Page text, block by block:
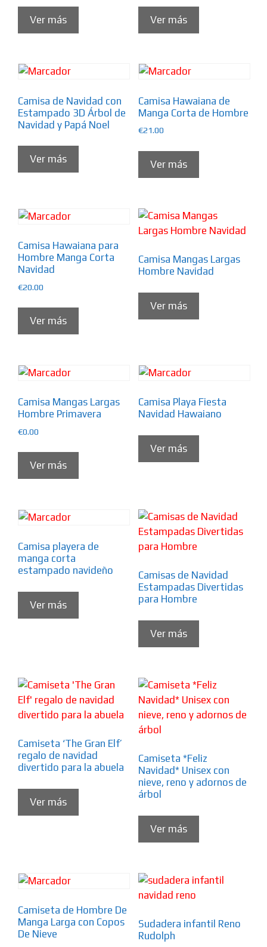
Ver más Ver más
Camisa de Navidad con
Estampado 3D Árbol de
Navidad y Papá Noel
Ver más
Camisa Hawaiana de
Manga Corta de Hombre
€21.00
Ver más
Camisa Hawaiana para
Hombre Manga Corta
Navidad
€20.00
Ver más
Camisa Mangas Largas
Hombre Navidad
Ver más
Camisa Mangas Largas
Hombre Primavera
€0.00
Ver más
Camisa Playa Fiesta
Navidad Hawaiano
Ver más
Camisa playera de
manga corta
estampado navideño
Ver más
Camisas de Navidad
Estampadas Divertidas
para Hombre
Ver más
Camiseta ‘The Gran Elf’
regalo de navidad
divertido para la abuela
Ver más
Camiseta *Feliz
Navidad* Unisex con
nieve, reno y adornos de
árbol
Ver más
Camiseta de Hombre De
Manga Larga con Copos
De Nieve
Sudadera infantil Reno
Rudolph